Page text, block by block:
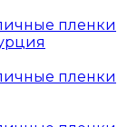
пленки
пленки